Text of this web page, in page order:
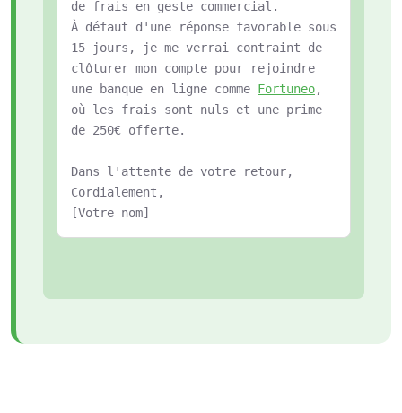
de frais en geste commercial.
À défaut d'une réponse favorable sous
15 jours, je me verrai contraint de
clôturer mon compte pour rejoindre
une banque en ligne comme Fortuneo,
où les frais sont nuls et une prime
de 250€ offerte.
Dans l'attente de votre retour,
Cordialement,
[Votre nom]